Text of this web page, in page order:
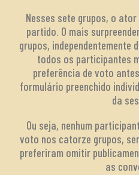
Nesses sete grupos, o
partido. O mais
grupos, independentemente
todos os participantes
preferência de voto
formulário preenchido
da
Ou seja, nenhum
voto nos catorze grupos,
preferiram omitir
as